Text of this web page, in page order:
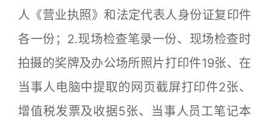
人《营业执照》和法定代表人身份证复印件
各一份；2.现场检查笔录一份、现场检查时
拍摄的奖牌及办公场所照片打印件19张、在
当事人电脑中提取的网页截屏打印件2张、
增值税发票及收据5张、当事人员工笔记本